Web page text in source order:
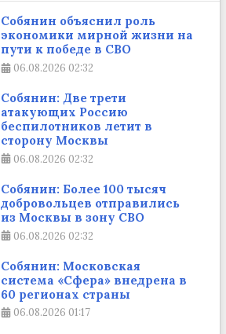
Собянин объяснил роль
экономики мирной жизни на
пути к победе в СВО
06.08.2026 02:32
Собянин: Две трети
атакующих Россию
беспилотников летит в
сторону Москвы
06.08.2026 02:32
Собянин: Более 100 тысяч
добровольцев отправились
из Москвы в зону СВО
06.08.2026 02:32
Собянин: Московская
система «Сфера» внедрена в
60 регионах страны
06.08.2026 01:17